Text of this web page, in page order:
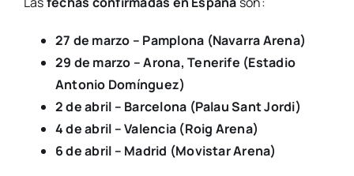
27 de marzo – Pamplona (Navarra Arena)
29 de marzo – Arona, Tenerife (Estadio
Antonio Domínguez)
2 de abril – Barcelona (Palau Sant Jordi)
4 de abril – Valencia (Roig Arena)
6 de abril – Madrid (Movistar Arena)